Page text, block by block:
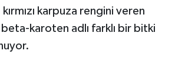
karpuza rengini veren
karoten adlı farklı bir bitki